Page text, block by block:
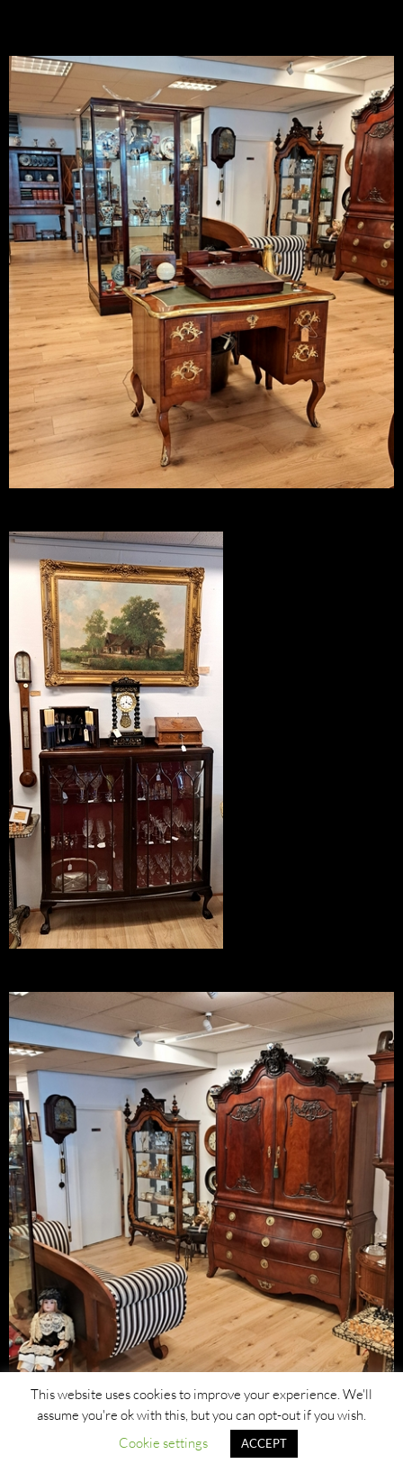
This website uses cookies to improve your experience. We'll
assume you're ok with this, but you can opt-out if you wish.
Cookie settings
ACCEPT